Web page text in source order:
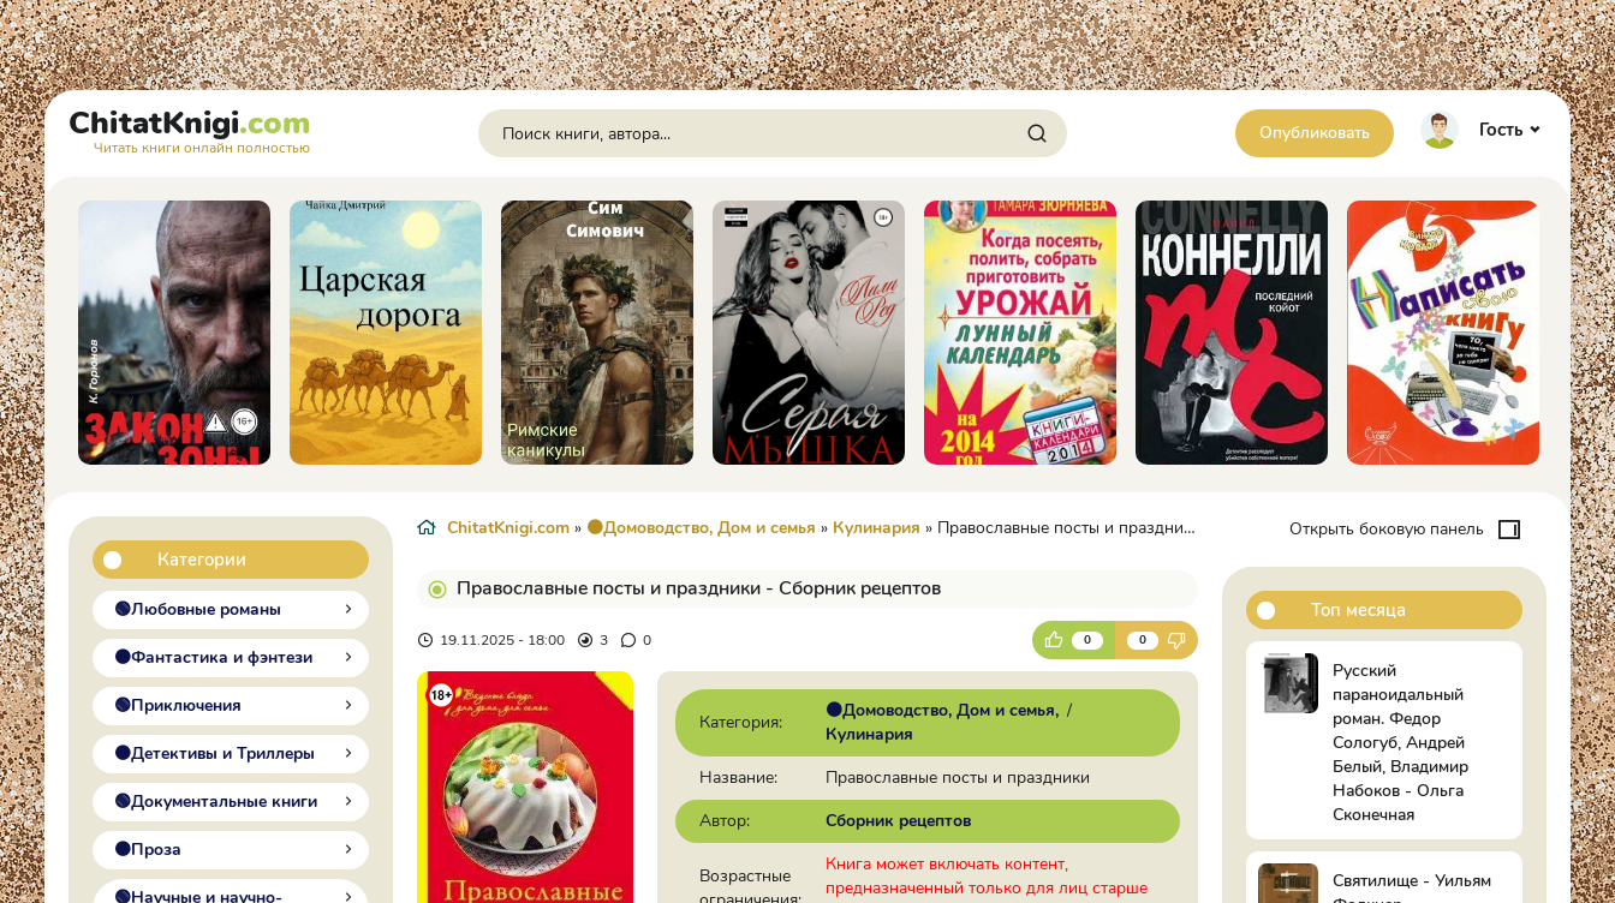
ChitatKnigi.com
Читать книги онлайн полностью
Опубликовать Гость
Категории
🟢Любовные романы
🟠Фантастика и фэнтези
🟢Приключения
🟠Детективы и Триллеры
🟢Документальные книги
🟠Проза
🟢Научные и научно-
ChitatKnigi.com » 🟠Домоводство, Дом и семья » Кулинария » Православные посты и праздники - Сборник рецептов
Православные посты и праздники - Сборник рецептов
19.11.2025 - 18:00 3 0 0 0
Категория:
🟠Домоводство, Дом и семья /
Кулинария
Название:
Православные посты и праздники
Автор:
Сборник рецептов
Возрастные
Книга может включать контент,
предназначенный только для лиц старше
Открыть боковую панель
Топ месяца
Русский
параноидальный
роман. Федор
Сологуб, Андрей
Белый, Владимир
Набоков - Ольга
Сконечная
Святилище - Уильям